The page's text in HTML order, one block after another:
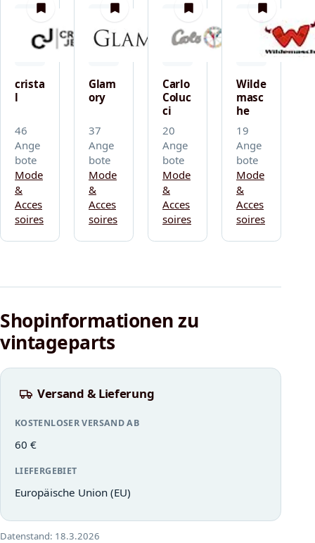
merken
crista
l
46
Ange
bote
Mode
&
Acces
soires
merken
Glam
ory
37
Ange
bote
Mode
&
Acces
soires
merken
Carlo
Coluc
ci
20
Ange
bote
Mode
&
Acces
soires
merken
Wilde
masc
he
19
Ange
bote
Mode
&
Acces
soires
Shopinformationen zu
vintageparts
Versand & Lieferung
KOSTENLOSER VERSAND AB
60 €
LIEFERGEBIET
Europäische Union (EU)
Datenstand: 18.3.2026